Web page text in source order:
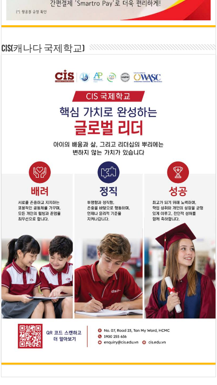
CIS(캐나다 국제학교)